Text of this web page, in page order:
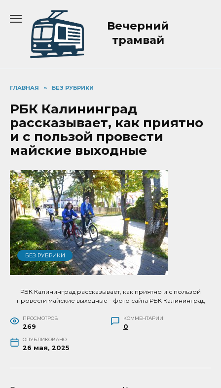
содержанию
Вечерний
трамвай
ГЛАВНАЯ » БЕЗ РУБРИКИ
РБК Калининград
рассказывает, как приятно
и с пользой провести
майские выходные
БЕЗ РУБРИКИ
РБК Калининград рассказывает, как приятно и с пользой
провести майские выходные - фото сайта РБК Калининград
ПРОСМОТРОВ
269
КОММЕНТАРИИ
0
ОПУБЛИКОВАНО
26 мая, 2025